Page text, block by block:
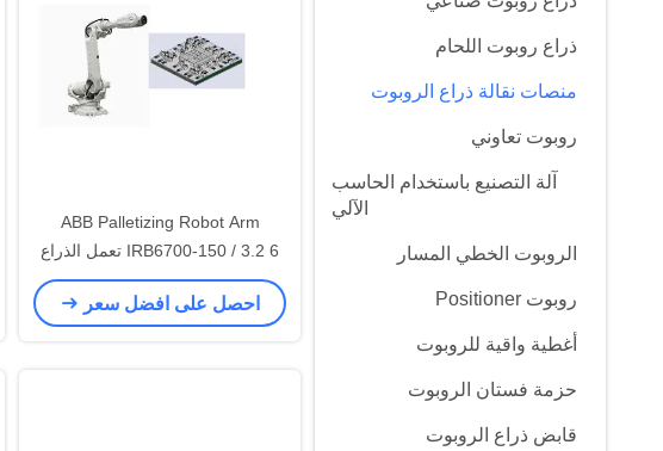
ذراع روبوت اللحام
منصات نقالة ذراع الروبوت
روبوت تعاوني
آلة التصنيع باستخدام الحاسب
الآلي
الروبوت الخطي المسار
روبوت Positioner
أغطية واقية للروبوت
حزمة فستان الروبوت
قابض ذراع الروبوت
ABB Palletizing Robot Arm
IRB6700-150 / 3.2 6 تعمل الذراع
الروبوتية مع آلة التصنيع باستخدام
الحاسب الآلي
احصل على افضل سعر